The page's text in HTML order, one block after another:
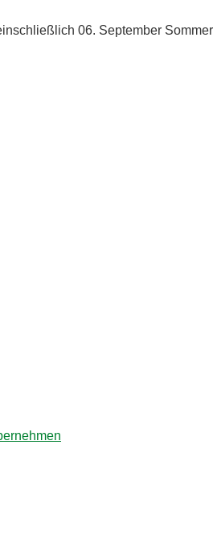
06. September